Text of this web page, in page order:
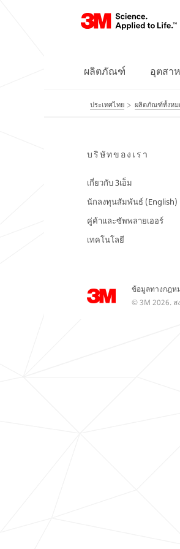
ผลิตภัณฑ์ อุตสา
ประเทศไทย ผลิตภัณฑ์ทั้งหม
บริษัทของเรา
เกี่ยวกับ 3เอ็ม
นักลงทุนสัมพันธ์ (English)
คู่ค้าและซัพพลายเออร์
เทคโนโลยี
ข้อมูลทางกฎห
© 3M 2026. ส